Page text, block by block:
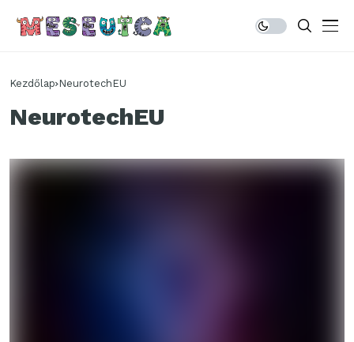
Kezdőlap NeurotechEU
NeurotechEU